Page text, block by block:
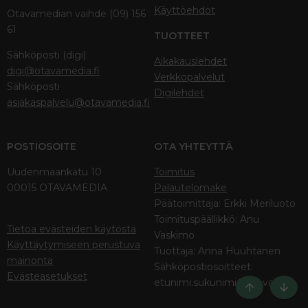
Otavamedian vaihde (09) 156
61
Sähköposti (digi)
digi@otavamedia.fi
Sähköposti
asiakaspalvelu@otavamedia.fi
Käyttöehdot
TUOTTEET
Aikakauslehdet
Verkkopalvelut
Digilehdet
POSTIOSOITE
Uudenmaankatu 10
00015 OTAVAMEDIA
Tietoa evästeiden käytöstä
Käyttäytymiseen perustuva
mainonta
Evästeasetukset
OTA YHTEYTTÄ
Toimitus
Palautelomake
Päätoimittaja: Erkki Meriluoto
Toimituspäällikkö: Anu
Vaskimo
Tuottaja: Anna Huuhtanen
Sähköpostiosoitteet:
etunimi.sukunimi@otava.fi
Ylös